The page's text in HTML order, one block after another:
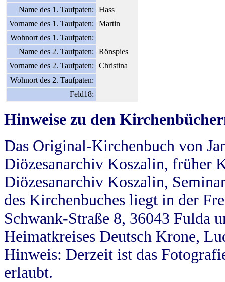
Name des 1. Taufpaten:
Hass
Vorname des 1. Taufpaten:
Martin
Wohnort des 1. Taufpaten:
Name des 2. Taufpaten:
Rönspies
Vorname des 2. Taufpaten:
Christina
Wohnort des 2. Taufpaten:
Feld18:
Hinweise zu den
Das Original-Kirchenbuch von
Diözesanarchiv Koszalin, früher
Diözesanarchiv Koszalin,
des Kirchenbuches liegt in der
Schwank-Straße 8, 36043 Fulda
Heimatkreises Deutsch Krone,
Hinweis: Derzeit ist das
erlaubt.